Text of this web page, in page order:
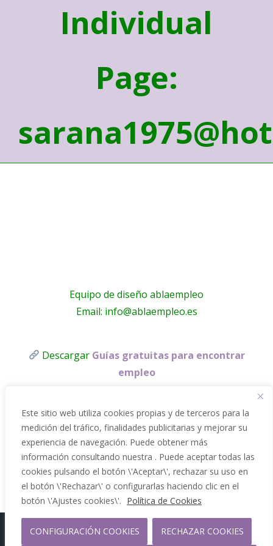
Este sitio web utiliza cookies propias y de terceros para la
medición del tráfico, finalidades publicitarias y mejorar su
experiencia de navegación. Puede obtener más
información consultando nuestra . Puede aceptar todas las
cookies pulsando el botón \'Aceptar\', rechazar su uso en
el botón \'Rechazar\' o configurarlas haciendo clic en el
botón \'Ajustes cookies\'. Política de Cookies
CONFIGURACIÓN COOKIES RECHAZAR COOKIES
Individual
Page:
Equipo de diseño ablaempleo
Email: info@ablaempleo.es
Descargar Guías gratuitas para encontrar
empleo
Copyright 2012 - 2026 |